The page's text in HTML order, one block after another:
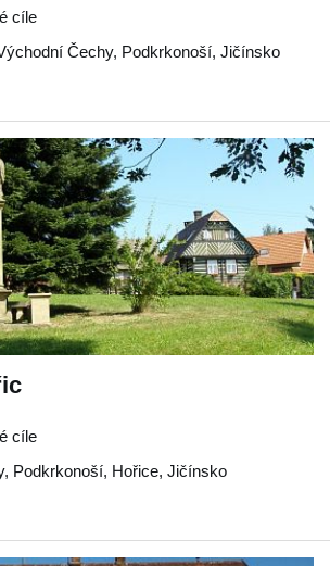
cíle
Čechy, Podkrkonoší, Jičínsko
cíle
, Podkrkonoší, Hořice, Jičínsko